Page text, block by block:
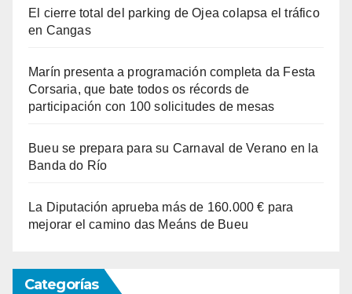
El cierre total del parking de Ojea colapsa el tráfico
en Cangas
Marín presenta a programación completa da Festa
Corsaria, que bate todos os récords de
participación con 100 solicitudes de mesas
Bueu se prepara para su Carnaval de Verano en la
Banda do Río
La Diputación aprueba más de 160.000 € para
mejorar el camino das Meáns de Bueu
Categorías